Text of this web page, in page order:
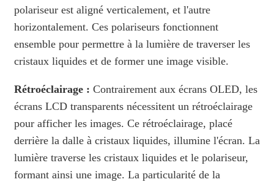
polariseur est aligné verticalement, et l'autre
horizontalement. Ces polariseurs fonctionnent
ensemble pour permettre à la lumière de traverser les
cristaux liquides et de former une image visible.
Rétroéclairage : Contrairement aux écrans OLED, les
écrans LCD transparents nécessitent un rétroéclairage
pour afficher les images. Ce rétroéclairage, placé
derrière la dalle à cristaux liquides, illumine l'écran. La
lumière traverse les cristaux liquides et le polariseur,
formant ainsi une image. La particularité de la